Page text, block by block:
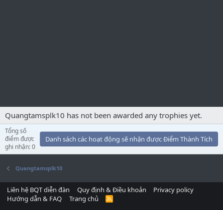
Quangtamsplk10 has not been awarded any trophies yet.
Tổng số
điểm được
ghi nhận: 0
Danh sách các hoạt động sẽ nhận được Điểm Thành Tích
Quangtamsplk10
Liên hệ BQT diễn đàn Quy định & Điều khoản
Privacy policy
Hướng dẫn & FAQ
Trang chủ
R